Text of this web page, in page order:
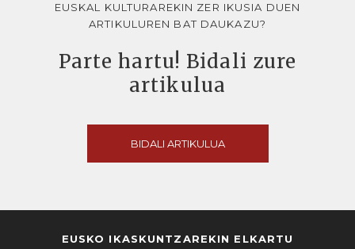
EUSKAL KULTURAREKIN ZER IKUSIA DUEN
ARTIKULUREN BAT DAUKAZU?
Parte hartu! Bidali zure
artikulua
BIDALI ARTIKULUA
EUSKO IKASKUNTZAREKIN ELKARTU